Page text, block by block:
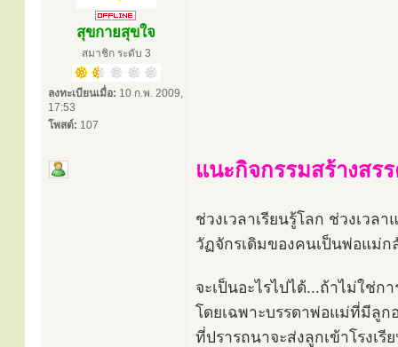
สุขกายสุขใจ
สมาชิก ระดับ 3
ลงทะเบียนเมื่อ: 10 ก.พ. 2009,
17:53
โพสต์: 107
แนะกิจกรรมสร้างสร
ช่วงเวลาเรียนรู้โลก ช่วงเวล
วัฏจักรเดิมของคนเป็นพ่อแม่
จะเป็นอะไรไปได้...ถ้าไม่ใช่ก
โดยเฉพาะบรรดาพ่อแม่ที่มีลูก
ที่ปรารถนาจะส่งลูกเข้าโรงเ